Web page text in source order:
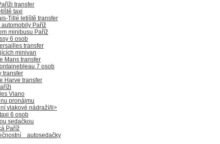
transfer
taxi
Tillé letiště transfer
automobily Paříž
minibusu Paříž
6 osob
transfer
minivan
Mans transfer
7 osob
transfer
Harve transfer
Viano
pronájmu
vlakové nádraží/li>
6 osob
sedačkou
Paříž
autosedačky